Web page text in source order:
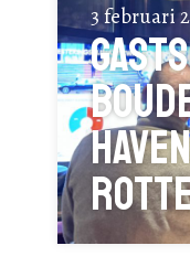
3 februari